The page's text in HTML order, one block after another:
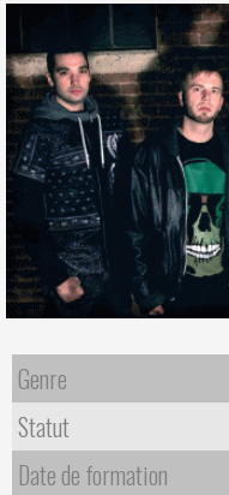
Genre
Statut
Date de formation